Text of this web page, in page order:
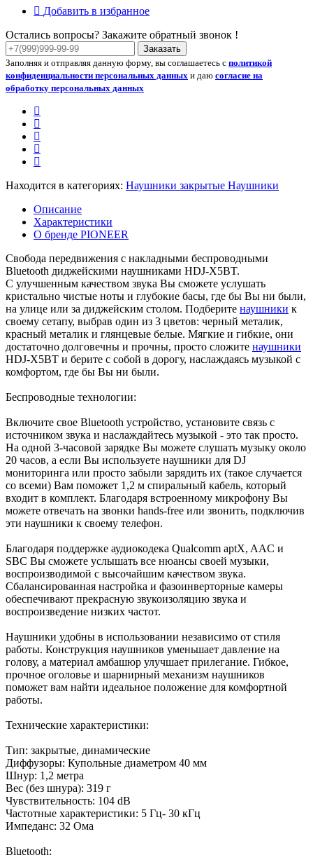
Добавить в избранное
Остались вопросы? Закажите обратный звонок !
Заказать
Заполняя и отправляя данную форму, вы соглашаетесь с политикой
конфиденциальности персональных данных и даю согласие на
обработку персональных данных
Находится в категориях: Наушники закрытые Наушники
Описание
Характеристики
О бренде PIONEER
Свобода передвижения с накладными беспроводными
Bluetooth диджейскими наушниками HDJ-X5BT.
С улучшенным качеством звука Вы сможете услушать
кристально чистые ноты и глубокие басы, где бы Вы ни были,
на улице или за диджейским столом. Подберите наушники к
своему сетапу, выбрав один из 3 цветов: черный металик,
красный металик и глянцевые белые. Мягкие и гибкие, они
достаточно долговечны и прочны, просто сложите наушники
HDJ-X5BT и берите с собой в дорогу, наслаждаясь музыкой с
комфортом, где бы Вы ни были.
Беспроводные технологии:
Включите свое Bluetooth устройство, установите связь с
источником звука и наслаждайтесь музыкой - это так просто.
На одной 3-часовой зарядке Вы можете слушать музыку около
20 часов, а если Вы используете наушники для DJ
мониторинга или просто забыли зарядить их (такое случается
со всеми) Вам поможет 1,2 м спиральный кабель, который
входит в комплект. Благодаря встроенному микрофону Вы
можете отвечать на звонки hands-free или звонить, подключив
эти наушники к своему телефон.
Благодаря поддержке аудиокодека Qualcomm aptX, AAC и
SBC Вы сможете услышать все нюансы своей музыки,
воспроизводимой с высочайшим качеством звука.
Сбалансированная настройка и фазоинверторные камеры
обеспечивают прекрасную звукоизоляцию звука и
воспроизведение низких частот.
Наушники удобны в использовании независимо от стиля
работы. Конструкция наушников уменьшает давление на
голову, а материал амбашюр улучшает прилегание. Гибкое,
прочное оголовье и шарнирный механизм наушников
поможет вам найти идеальное положение для комфортной
работы.
Технические характеристики:
Тип: закрытые, динамические
Диффузоры: Купольные диаметром 40 мм
Шнур: 1,2 метра
Вес (без шнура): 319 г
Чувствительность: 104 dB
Частотные характеристики: 5 Гц- 30 кГц
Импеданс: 32 Ома
Bluetooth: